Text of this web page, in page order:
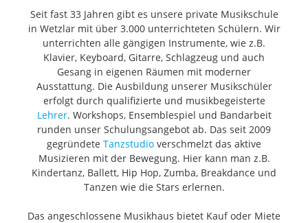
Seit fast 33 Jahren gibt es unsere private Musikschule
in Wetzlar mit über 3.000 unterrichteten Schülern. Wir
unterrichten alle gängigen Instrumente, wie z.B.
Klavier, Keyboard, Gitarre, Schlagzeug und auch
Gesang in eigenen Räumen mit moderner
Ausstattung. Die Ausbildung unserer Musikschüler
erfolgt durch qualifizierte und musikbegeisterte
Lehrer. Workshops, Ensemblespiel und Bandarbeit
runden unser Schulungsangebot ab. Das seit 2009
gegründete Tanzstudio verschmelzt das aktive
Musizieren mit der Bewegung. Hier kann man z.B.
Kindertanz, Ballett, Hip Hop, Zumba, Breakdance und
Tanzen wie die Stars erlernen.
Das angeschlossene Musikhaus bietet Kauf oder Miete